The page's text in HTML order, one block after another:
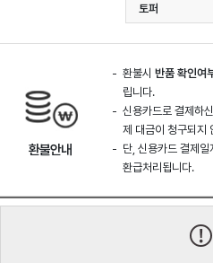
토퍼
환불안내
환불시반품 확인여
립니다.
신용카드로 결제하
제 대금이 청구되지
단, 신용카드 결제
환급처리됩니다.